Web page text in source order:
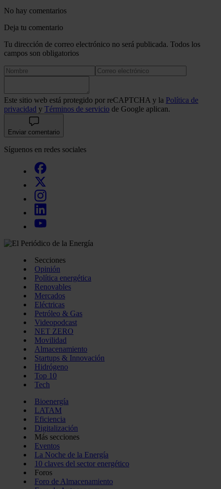
No hay comentarios
Deja tu comentario
Tu dirección de correo electrónico no será publicada. Todos los
campos son obligatorios
Este sitio web está protegido por reCAPTCHA y la Política de
privacidad y Términos de servicio de Google aplican.
Enviar comentario
Síguenos en redes sociales
Secciones
Opinión
Política energética
Renovables
Mercados
Eléctricas
Petróleo & Gas
Videopodcast
NET ZERO
Movilidad
Almacenamiento
Startups & Innovación
Hidrógeno
Top 10
Tech
Bioenergía
LATAM
Eficiencia
Digitalización
Más secciones
Eventos
La Noche de la Energía
10 claves del sector energético
Foros
Foro de Almacenamiento